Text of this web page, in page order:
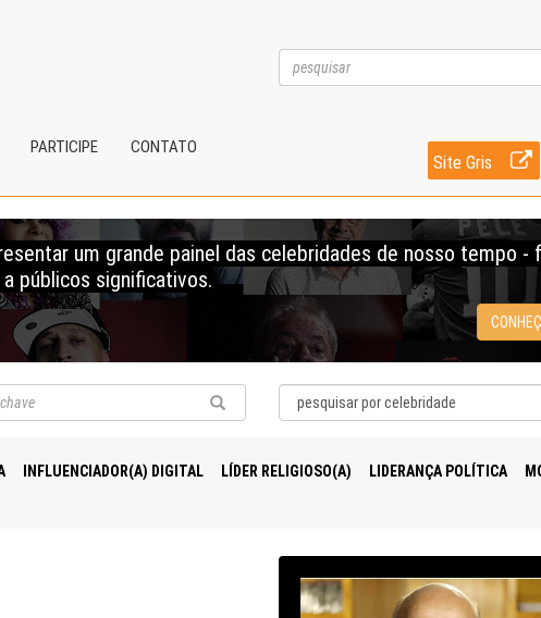
PARTICIPE CONTATO
Site Gris
um grande painel das celebridades de nosso tempo -
públicos significativos.
INFLUENCIADOR(A) DIGITAL LÍDER RELIGIOSO(A) LIDERANÇA POLÍTICA